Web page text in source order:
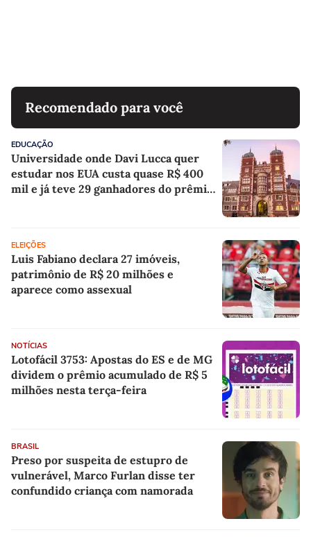
Recomendado para você
EDUCAÇÃO
Universidade onde Davi Lucca quer
estudar nos EUA custa quase R$ 400
mil e já teve 29 ganhadores do prêmio
ELEIÇÕES
Luis Fabiano declara 27 imóveis,
patrimônio de R$ 20 milhões e
aparece como assexual
NOTÍCIAS
Lotofácil 3753: Apostas do ES e de MG
dividem o prêmio acumulado de R$ 5
milhões nesta terça-feira
BRASIL
Preso por suspeita de estupro de
vulnerável, Marco Furlan disse ter
confundido criança com namorada